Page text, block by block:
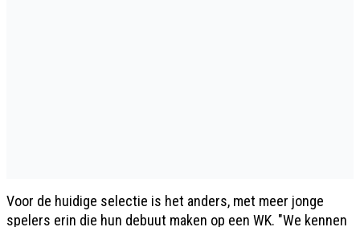
Voor de huidige selectie is het anders, met meer jonge
spelers erin die hun debuut maken op een WK. "We kennen